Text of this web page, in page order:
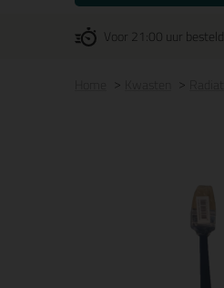
Voor 21:00 uur besteld